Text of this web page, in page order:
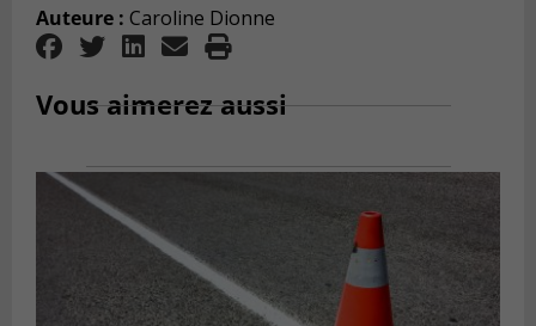
Auteure : Caroline Dionne
Vous aimerez aussi